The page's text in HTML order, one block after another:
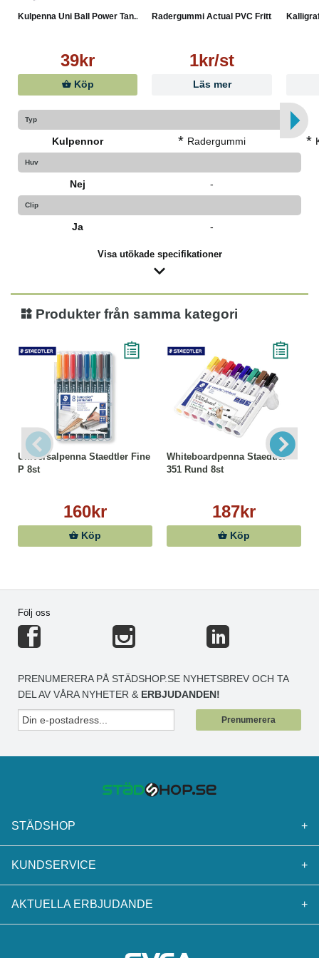
Kulpenna Uni Ball Power Tan...
39kr
Köp
Radergummi Actual PVC Fritt...
1kr/st
Läs mer
Typ
Kulpennor * Radergummi *
Huv
Nej -
Clip
Ja -
Visa utökade specifikationer
Produkter från samma kategori
Universalpenna Staedtler Fine
P 8st
160kr
Köp
Whiteboardpenna Staedtler
351 Rund 8st
187kr
Köp
Följ oss
PRENUMERERA PÅ STÄDSHOP.SE NYHETSBREV OCH TA
DEL AV VÅRA NYHETER & ERBJUDANDEN!
Prenumerera
STÄDSHOP +
KUNDSERVICE +
AKTUELLA ERBJUDANDE +